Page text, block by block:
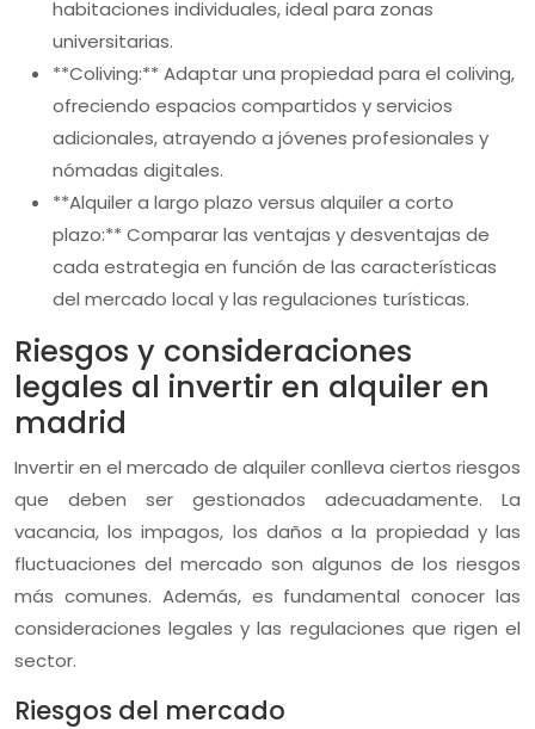
habitaciones individuales, ideal para zonas
universitarias.
**Coliving:** Adaptar una propiedad para el coliving,
ofreciendo espacios compartidos y servicios
adicionales, atrayendo a jóvenes profesionales y
nómadas digitales.
**Alquiler a largo plazo versus alquiler a corto
plazo:** Comparar las ventajas y desventajas de
cada estrategia en función de las características
del mercado local y las regulaciones turísticas.
Riesgos y consideraciones
legales al invertir en alquiler en
madrid
Invertir en el mercado de alquiler conlleva ciertos riesgos
que deben ser gestionados adecuadamente. La
vacancia, los impagos, los daños a la propiedad y las
fluctuaciones del mercado son algunos de los riesgos
más comunes. Además, es fundamental conocer las
consideraciones legales y las regulaciones que rigen el
sector.
Riesgos del mercado